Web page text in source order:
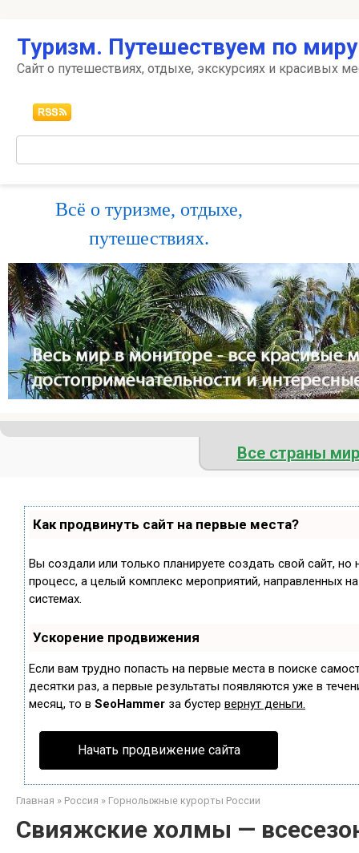
контенту
Туризм. Путешествуем по
Сайт о путешествиях, отдыхе, экскурсиях и красивых
Всё о туризме, отдыхе,
путешествиях.
Все страны
Как продвинуть сайт на первые места?
Вы создали или только планируете создать свой сайт,
процесс, а целый комплекс мероприятий, направленных
системах.
Ускорение продвижения
Если вам трудно попасть на первые места в поиске
десятки раз, а первые результаты появляются уже в
месяц, то в SeoHammer за бустер вернут деньги.
Начать продвижение сайта
Главная » Россия » Горнолыжные курорты России
Свияжские холмы —